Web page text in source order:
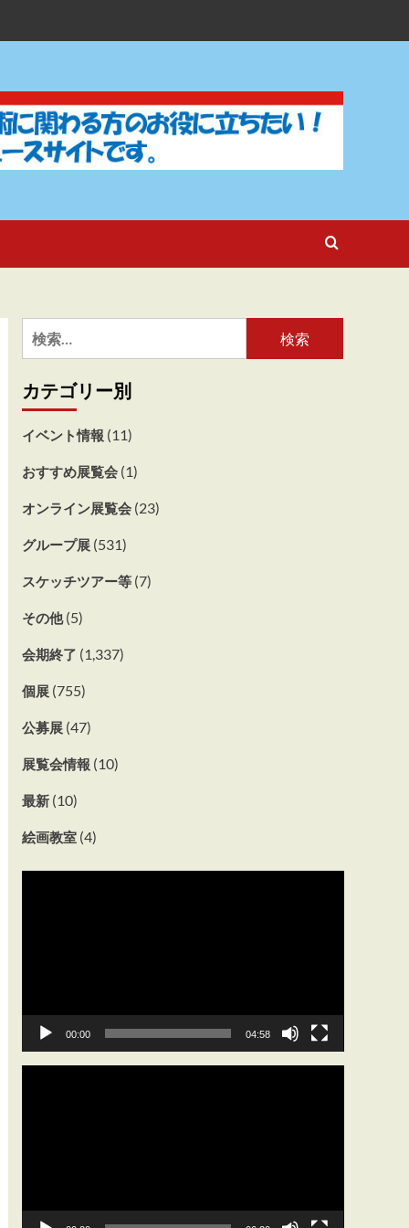
検
索:
カテゴリー別
イベント情報 (11)
おすすめ展覧会(1)
オンライン展覧会(23)
グループ展(531)
スケッチツアー等(7)
その他(5)
会期終了 (1,337)
個展(755)
公募展(47)
展覧会情報 (10)
最新(10)
絵画教室(4)
ー
00:00 04:58
ー